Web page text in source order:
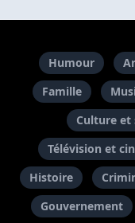
Humour
Famille
Culture et
Télévision et
Histoire
Gouvernement